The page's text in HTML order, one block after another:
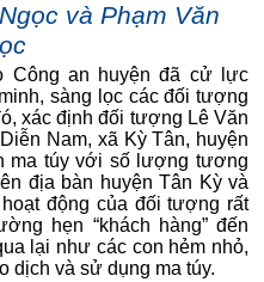
và Phạm Văn
Công an huyện đã cử lực
sàng lọc các đối tượng
xác định đối tượng Lê Văn
Nam, xã Kỳ Tân, huyện
ma túy với số lượng tương
địa bàn huyện Tân Kỳ và
động của đối tượng rất
hẹn “khách hàng” đến
lại như các con hẻm nhỏ,
dịch và sử dụng ma túy.